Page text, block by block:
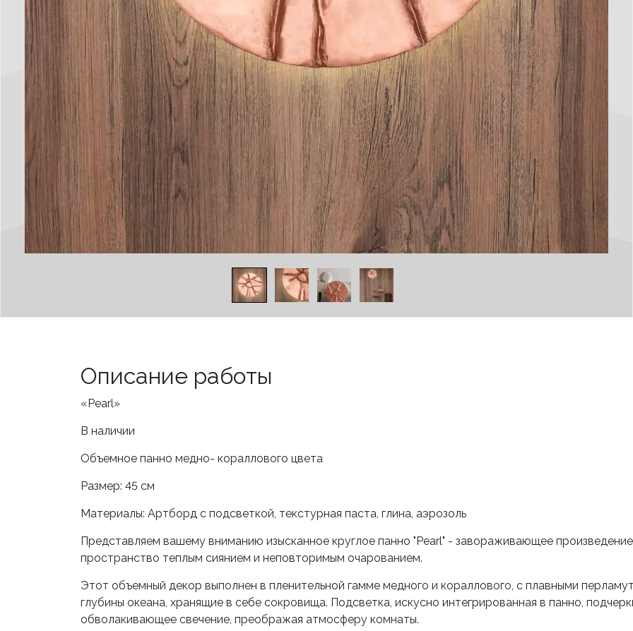
Описание работы
«Pearl»
В наличии
Объемное панно медно- кораллового цвета
Размер: 45 см
Материалы: Артборд с подсветкой, текстурная паста, глина, аэрозоль
Представляем вашему вниманию изысканное круглое панно "Pearl" - завораживающее
пространство теплым сиянием и неповторимым очарованием.
Этот объемный декор выполнен в пленительной гамме медного и кораллового, с плавными
глубины океана, хранящие в себе сокровища. Подсветка, искусно интегрированная в панно,
обволакивающее свечение, преображая атмосферу комнаты.